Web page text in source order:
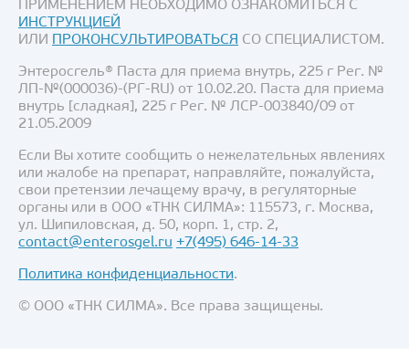
ПРИМЕНЕНИЕМ НЕОБХОДИМО ОЗНАКОМИТЬСЯ С
ИНСТРУКЦИЕЙ
ИЛИ
ПРОКОНСУЛЬТИРОВАТЬСЯ СО СПЕЦИАЛИСТОМ.
Энтеросгель® Паста для приема внутрь, 225 г Рег. №
ЛП-№(000036)-(РГ-RU) от 10.02.20. Паста для приема
внутрь [сладкая], 225 г Рег. № ЛСР-003840/09 от
21.05.2009
Если Вы хотите сообщить о нежелательных явлениях
или жалобе на препарат, направляйте, пожалуйста,
свои претензии лечащему врачу, в регуляторные
органы или в ООО «ТНК СИЛМА»: 115573, г. Москва,
ул. Шипиловская, д. 50, корп. 1, стр. 2,
contact@enterosgel.ru +7(495) 646-14-33
Политика конфиденциальности.
© ООО «ТНК СИЛМА». Все права защищены.